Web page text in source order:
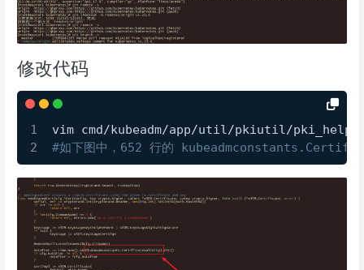
修改代码
vim cmd/kubeadm/app/util/pkiutil/
#如下图中，652 行的